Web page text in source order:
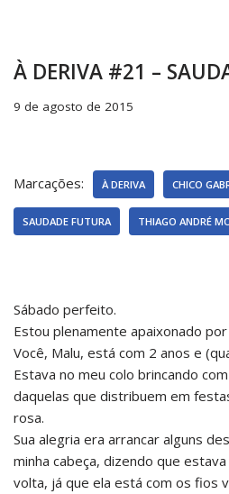
À DERIVA #21 –
9 de agosto de 2015
Marcações: À DERIVA CHICO
SAUDADE FUTURA THIAGO ANDRÉ
Sábado perfeito.
Estou plenamente apaixonado
Você, Malu, está com 2 anos e
Estava no meu colo brincando
daquelas que distribuem em
rosa.
Sua alegria era arrancar alguns
minha cabeça, dizendo que
volta, já que ela está com os fios